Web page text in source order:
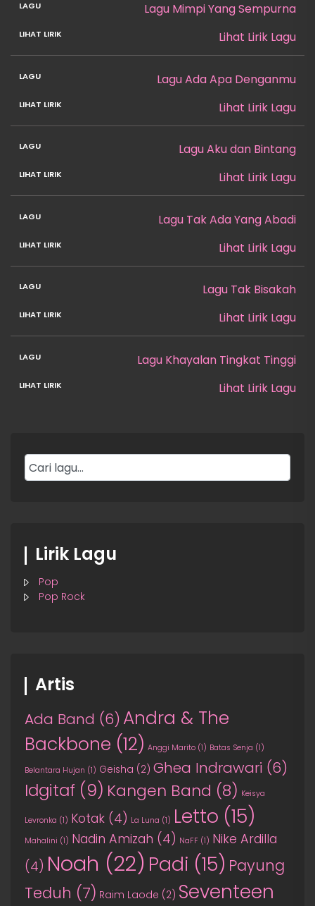
Lagu Mimpi Yang Sempurna
Lihat Lirik Lagu
Lagu Ada Apa Denganmu
Lihat Lirik Lagu
Lagu Aku dan Bintang
Lihat Lirik Lagu
Lagu Tak Ada Yang Abadi
Lihat Lirik Lagu
Lagu Tak Bisakah
Lihat Lirik Lagu
Lagu Khayalan Tingkat Tinggi
Lihat Lirik Lagu
Lirik Lagu
Pop
Pop Rock
Artis
Ada Band (6) Andra & The
Backbone (12) Anggi Marito (1) Batas Senja (1)
Belantara Hujan (1) Geisha (2) Ghea Indrawari (6)
Idgitaf (9) Kangen Band (8) Keisya
Levronka (1) Kotak (4) La Luna (1) Letto (15)
Mahalini (1) Nadin Amizah (4) NaFF (1) Nike Ardilla
(4) Noah (22) Padi (15) Payung
Teduh (7) Raim Laode (2) Seventeen